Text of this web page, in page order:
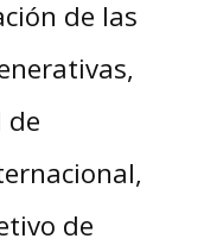
de las
de
de